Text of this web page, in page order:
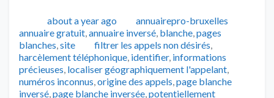
Publié
about a year ago Auteur
annuairepro-bruxelles
annuaire gratuit,annuaire inversé, blanche,pages
blanches,site Tags
filtrer les appels non désirés,
harcèlement téléphonique, identifier, informations
précieuses, localiser géographiquement l'appelant,
numéros inconnus,origine des appels,page blanche
inversé,page blanche inversée,potentiellement